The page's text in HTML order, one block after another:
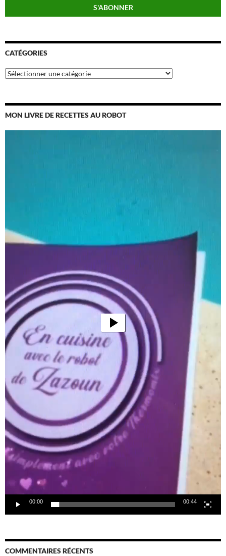
CATÉGORIES
Catégories
MON LIVRE DE RECETTES AU ROBOT
00:00 00:44
COMMENTAIRES RÉCENTS